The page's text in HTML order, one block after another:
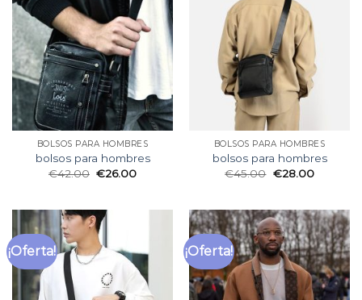
BOLSOS PARA HOMBRES
bolsos para hombres
€42.00 €26.00
BOLSOS PARA HOMBRES
bolsos para hombres
€45.00 €28.00
¡Oferta! ¡Oferta!